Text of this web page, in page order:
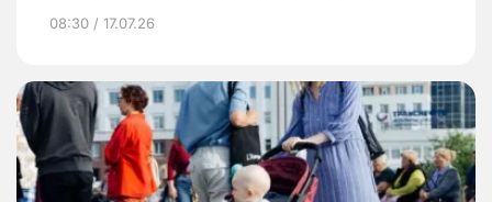
08:30 / 17.07.26